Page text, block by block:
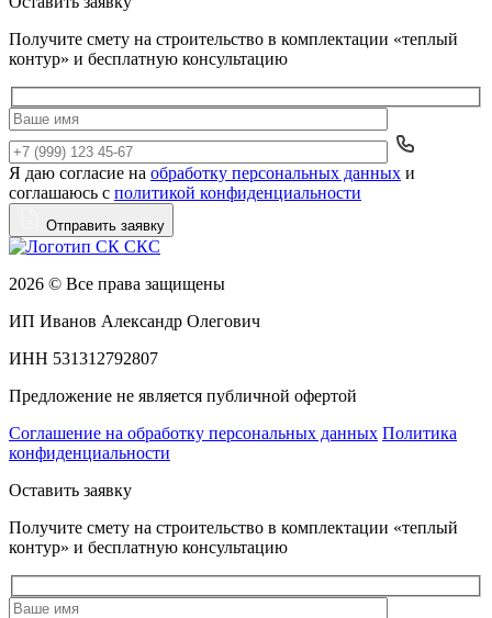
Получите смету на строительство в комплектации «теплый
контур» и бесплатную консультацию
Да
Я даю согласие на обработку персональных данных и
соглашаюсь с политикой конфиденциальности
Отправить заявку
2026 © Все права защищены
ИП Иванов Александр Олегович
ИНН 531312792807
Предложение не является публичной офертой
Соглашение на обработку персональных данных Политика
конфиденциальности
Оставить заявку
Получите смету на строительство в комплектации «теплый
контур» и бесплатную консультацию